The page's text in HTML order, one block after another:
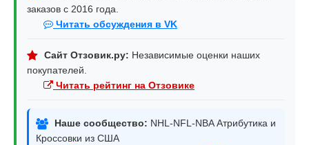
заказов с 2016 года.
Читать обсуждения в VK
Сайт Отзовик.ру: Независимые оценки наших
покупателей.
Читать рейтинг на Отзовике
Наше сообщество: NHL-NFL-NBA Атрибутика и
Кроссовки из США